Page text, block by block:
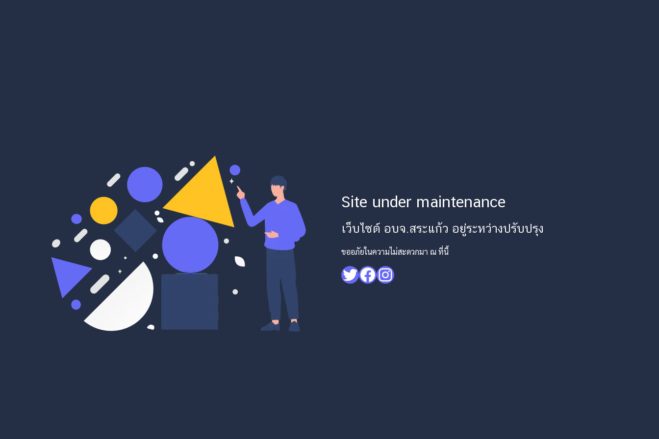
Site under maintenance
เว็บไซต์ อบจ.สระแก้ว อยู่ระหว่างปรับปรุง
ขออภัยในความไม่สะดวกมา ณ ที่นี้
Twitter
Facebook
Instagram